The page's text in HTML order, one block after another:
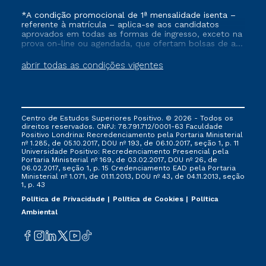
abrir todas as condições vigentes
*A condição promocional de 1ª mensalidade isenta –
referente à matrícula – aplica-se aos candidatos
aprovados em todas as formas de ingresso, exceto na
prova on-line ou agendada, que ofertam bolsas de até
vigente, que ainda não tenham efetivado e/ou não
tenham cancelado ou trancado sua matrícula em uma
via FIES, Prouni e outros programas governamentais, e
não se acumula com nenhuma outra campanha
ofertada pela Instituição.
Centro de Estudos Superiores Positivo. © 2026 - Todos os
direitos reservados. CNPJ: 78.791.712/0001-63 Faculdade
Positivo Londrina: Recredenciamento pela Portaria Ministerial
nº 1.285, de 05.10.2017, DOU nº 193, de 06.10.2017, seção 1, p. 11
Universidade Positivo: Recredenciamento Presencial ​pela
Portaria Ministerial nº 169, de 03.02.2017, DOU nº 26, de
06.02.2017, seção 1, p. 15 Credenciamento EAD pela Portaria
Ministerial nº 1.071, de 01.11.2013, DOU nº 43, de 04.11.2013, seção
1, p. 43
Política de Privacidade
Política de Cookies
Política
Ambiental